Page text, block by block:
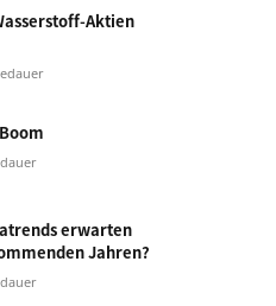
Aktien
erwarten
Jahren?